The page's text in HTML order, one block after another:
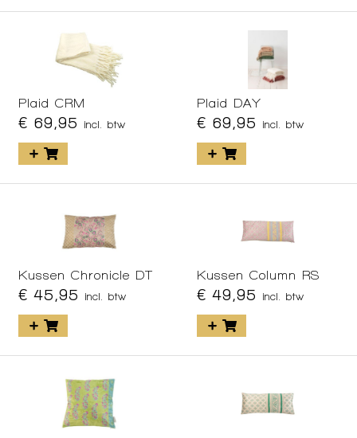
Plaid CRM
€ 69,95 incl. btw
Plaid DAY
€ 69,95 incl. btw
Kussen Chronicle DT
€ 45,95 incl. btw
Kussen Column RS
€ 49,95 incl. btw